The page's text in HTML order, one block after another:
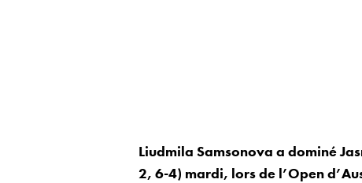
Liudmila Samsonova a dominé
2, 6-4) mardi, lors de l’Open